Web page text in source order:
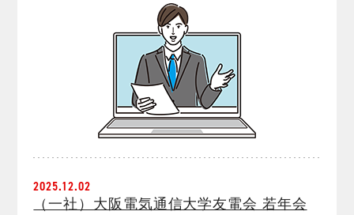
2025.12.02
（一社）大阪電気通信大学友電会 若年会